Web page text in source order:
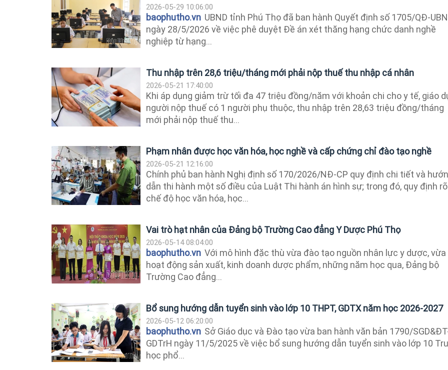
2026-05-29 10:06:00
baophutho.vn UBND tỉnh Phú Thọ đã ban hành Quyết định số 1705/QĐ-
ngày 28/5/2026 về việc phê duyệt Đề án xét thăng hạng chức danh nghề
nghiệp từ hạng...
Thu nhập trên 28,6 triệu/tháng mới phải nộp thuế thu nhập cá nhân
2026-05-21 17:40:00
Khi áp dụng giảm trừ tối đa 47 triệu đồng/năm với khoản chi cho y tế, giáo
người nộp thuế có 1 người phụ thuộc, thu nhập trên 28,63 triệu đồng/tháng
mới phải nộp thuế thu...
Phạm nhân được học văn hóa, học nghề và cấp chứng chỉ đào tạo nghề
2026-05-21 12:16:00
Chính phủ ban hành Nghị định số 170/2026/NĐ-CP quy định chi tiết và
dẫn thi hành một số điều của Luật Thi hành án hình sự; trong đó, quy định rõ
chế độ học văn hóa, học...
Vai trò hạt nhân của Đảng bộ Trường Cao đẳng Y Dược Phú Thọ
2026-05-14 08:04:00
baophutho.vn Với mô hình đặc thù vừa đào tạo nguồn nhân lực y dược, vừa
hoạt động sản xuất, kinh doanh dược phẩm, những năm học qua, Đảng bộ
Trường Cao đẳng...
Bổ sung hướng dẫn tuyển sinh vào lớp 10 THPT, GDTX năm học 2026-2027
2026-05-12 06:20:00
baophutho.vn Sở Giáo dục và Đào tạo vừa ban hành văn bản 1790/
GDTrH ngày 11/5/2025 về việc bổ sung hướng dẫn tuyển sinh vào lớp 10
học phổ...